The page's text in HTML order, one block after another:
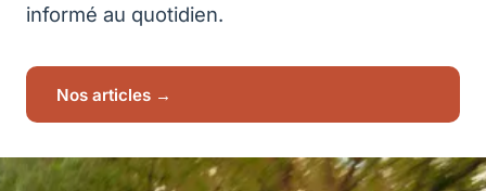
informé au quotidien.
Nos articles →